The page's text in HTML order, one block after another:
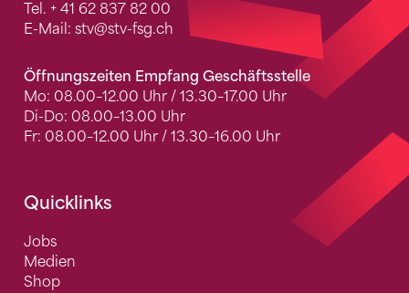
Tel. + 41 62 837 82 00
E-Mail: stv@stv-fsg.ch
Öffnungszeiten Empfang Geschäftsstelle
Mo: 08.00–12.00 Uhr / 13.30–17.00 Uhr
Di-Do: 08.00–13.00 Uhr
Fr: 08.00–12.00 Uhr / 13.30–16.00 Uhr
Quicklinks
Jobs
Medien
Shop